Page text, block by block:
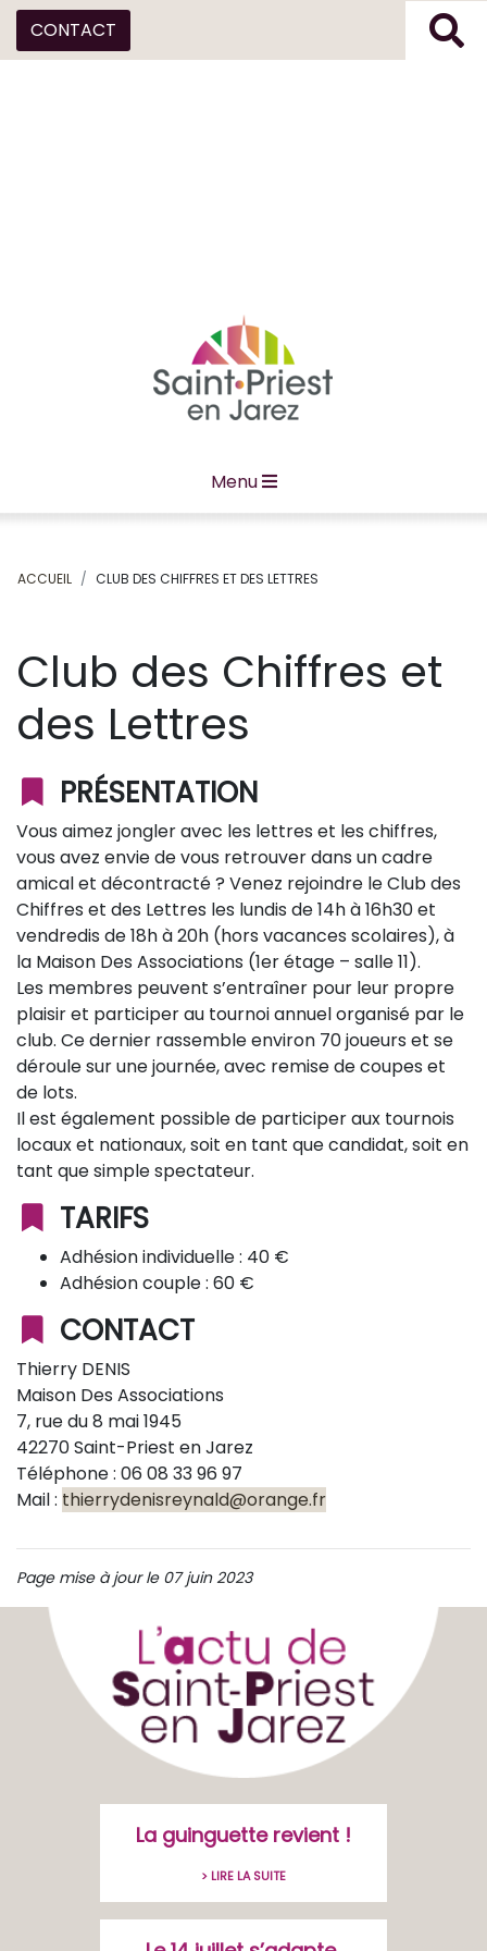
CONTACT
Menu
ACCUEIL CLUB DES CHIFFRES ET DES LETTRES
Club des Chiffres et
des Lettres
PRÉSENTATION
Vous aimez jongler avec les lettres et les chiffres,
vous avez envie de vous retrouver dans un cadre
amical et décontracté ? Venez rejoindre le Club des
Chiffres et des Lettres les lundis de 14h à 16h30 et
vendredis de 18h à 20h (hors vacances scolaires), à
la Maison Des Associations (1er étage – salle 11).
Les membres peuvent s’entraîner pour leur propre
plaisir et participer au tournoi annuel organisé par le
club. Ce dernier rassemble environ 70 joueurs et se
déroule sur une journée, avec remise de coupes et
de lots.
Il est également possible de participer aux tournois
locaux et nationaux, soit en tant que candidat, soit en
tant que simple spectateur.
TARIFS
Adhésion individuelle : 40 €
Adhésion couple : 60 €
CONTACT
Thierry DENIS
Maison Des Associations
7, rue du 8 mai 1945
42270 Saint-Priest en Jarez
Téléphone : 06 08 33 96 97
Mail : thierrydenisreynald@orange.fr
Page mise à jour le 07 juin 2023
La guinguette revient !
> LIRE LA SUITE